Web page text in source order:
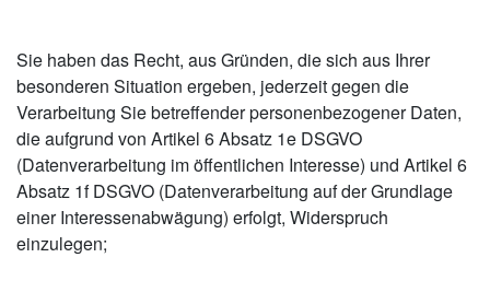
Sie haben das Recht, aus Gründen, die sich aus Ihrer
besonderen Situation ergeben, jederzeit gegen die
Verarbeitung Sie betreffender personenbezogener Daten,
die aufgrund von Artikel 6 Absatz 1e DSGVO
(Datenverarbeitung im öffentlichen Interesse) und Artikel 6
Absatz 1f DSGVO (Datenverarbeitung auf der Grundlage
einer Interessenabwägung) erfolgt, Widerspruch
einzulegen;